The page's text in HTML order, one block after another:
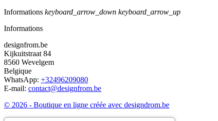
Informations keyboard_arrow_down keyboard_arrow_up
Informations
designfrom.be
Kijkuitstraat 84
8560 Wevelgem
Belgique
WhatsApp: +32496209080
E-mail: contact@designfrom.be
© 2026 - Boutique en ligne créée avec designdrom.be